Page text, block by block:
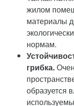
жилом
материалы
нормам.
грибка.
образуется